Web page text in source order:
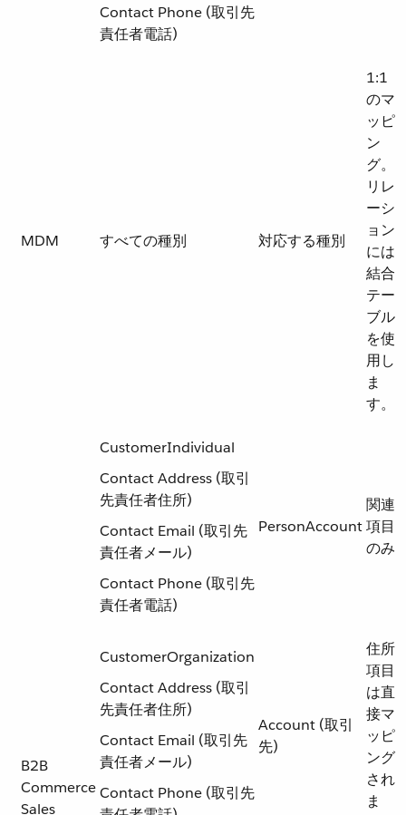
Contact Phone (取引先
責任者電話)
MDM すべての種別 対応する種別
1:1
のマ
ッピ
ン
グ。
リレ
ーシ
ョン
には
結合
テー
ブル
を使
用し
ま
す。
B2B
Commerce
Sales
CustomerIndividual
Contact Address (取引
先責任者住所)
Contact Email (取引先
責任者メール)
Contact Phone (取引先
責任者電話)
PersonAccount
関連
項目
のみ
CustomerOrganization
Contact Address (取引
先責任者住所)
Contact Email (取引先
責任者メール)
Contact Phone (取引先
Account (取引
先)
住所
項目
は直
接マ
ッピ
ング
され
ま